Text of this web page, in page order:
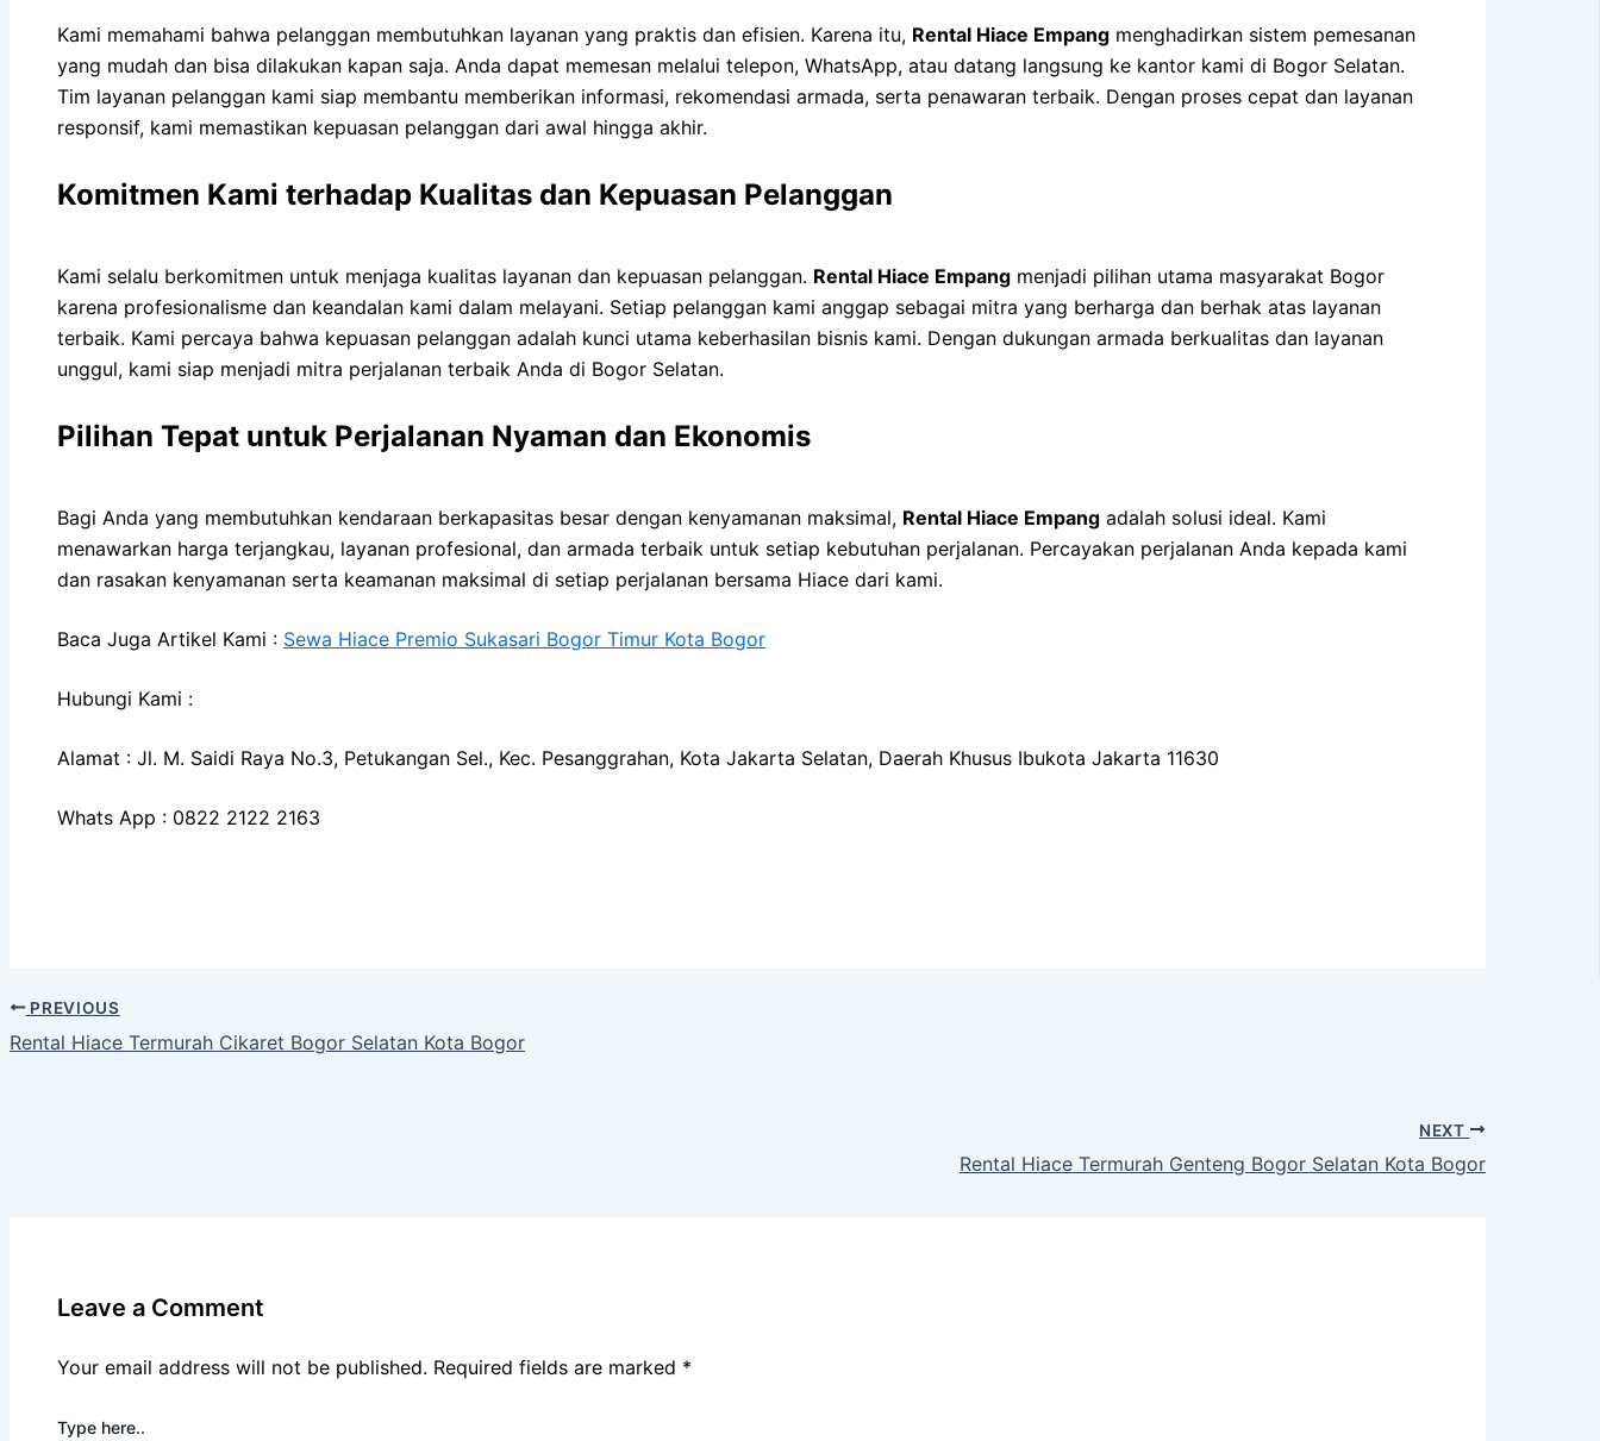
Kami memahami bahwa pelanggan membutuhkan layanan yang praktis dan efisien. Karena itu, Rental Hiace Empang menghadirkan sistem pemesanan
yang mudah dan bisa dilakukan kapan saja. Anda dapat memesan melalui telepon, WhatsApp, atau datang langsung ke kantor kami di Bogor Selatan.
Tim layanan pelanggan kami siap membantu memberikan informasi, rekomendasi armada, serta penawaran terbaik. Dengan proses cepat dan layanan
responsif, kami memastikan kepuasan pelanggan dari awal hingga akhir.
Komitmen Kami terhadap Kualitas dan Kepuasan Pelanggan
Kami selalu berkomitmen untuk menjaga kualitas layanan dan kepuasan pelanggan. Rental Hiace Empang menjadi pilihan utama masyarakat Bogor
karena profesionalisme dan keandalan kami dalam melayani. Setiap pelanggan kami anggap sebagai mitra yang berharga dan berhak atas layanan
terbaik. Kami percaya bahwa kepuasan pelanggan adalah kunci utama keberhasilan bisnis kami. Dengan dukungan armada berkualitas dan layanan
unggul, kami siap menjadi mitra perjalanan terbaik Anda di Bogor Selatan.
Pilihan Tepat untuk Perjalanan Nyaman dan Ekonomis
Bagi Anda yang membutuhkan kendaraan berkapasitas besar dengan kenyamanan maksimal, Rental Hiace Empang adalah solusi ideal. Kami
menawarkan harga terjangkau, layanan profesional, dan armada terbaik untuk setiap kebutuhan perjalanan. Percayakan perjalanan Anda kepada kami
dan rasakan kenyamanan serta keamanan maksimal di setiap perjalanan bersama Hiace dari kami.
Baca Juga Artikel Kami : Sewa Hiace Premio Sukasari Bogor Timur Kota Bogor
Hubungi Kami :
Alamat : Jl. M. Saidi Raya No.3, Petukangan Sel., Kec. Pesanggrahan, Kota Jakarta Selatan, Daerah Khusus Ibukota Jakarta 11630
Whats App : 0822 2122 2163
PREVIOUS
Rental Hiace Termurah Cikaret Bogor Selatan Kota Bogor
NEXT
Rental Hiace Termurah Genteng Bogor Selatan Kota Bogor
Leave a Comment
Your email address will not be published. Required fields are marked *
Type here..